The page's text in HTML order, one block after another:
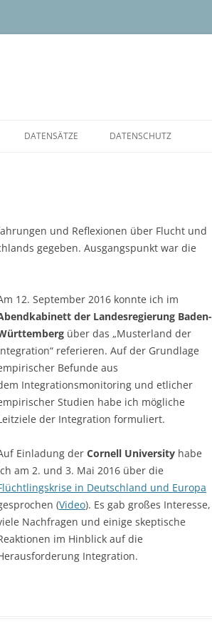
DATENSÄTZE DATENSCHUTZ
und Reflexionen über Flucht und
gegeben. Ausgangspunkt war die
12. September 2016 konnte ich im
der Landesregierung Baden-
über das „Musterland der
referieren. Auf der Grundlage
Befunde aus
Integrationsmonitoring und etlicher
Studien habe ich mögliche
der Integration formuliert.
Einladung der Cornell University habe
am 2. und 3. Mai 2016 über die
in Deutschland und Europa
(Video). Es gab großes Interesse,
Nachfragen und einige skeptische
im Hinblick auf die
Integration.